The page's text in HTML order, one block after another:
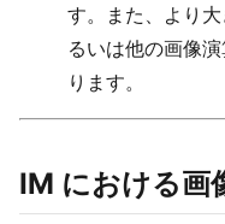
す。また、より
るいは他の画像
ります。
IM における画